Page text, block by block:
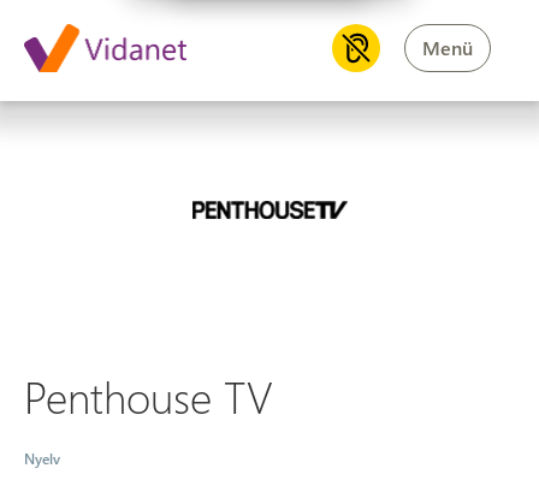
Menü
Penthouse TV
Penthouse TV
Nyelv